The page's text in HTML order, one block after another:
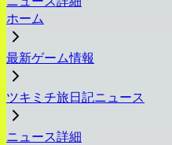
ホーム
最新ゲーム情報
ツキミチ旅日記ニュース
ニュース詳細